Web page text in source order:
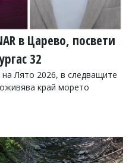
в Царево, посвети
32
Лято 2026, в следващите
край морето